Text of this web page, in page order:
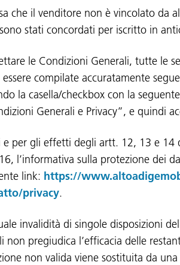
che il venditore non è vincolato da
stati concordati per iscritto in
le Condizioni Generali, tutte le
compilate accuratamente
la casella/checkbox con la
Generali e Privacy”, e quindi
e per gli effetti degli artt. 12, 13 e 14
l’informativa sulla protezione dei
link: https://
privacy.
invalidità di singole disposizioni
non pregiudica l’efficacia delle
non valida viene sostituita da